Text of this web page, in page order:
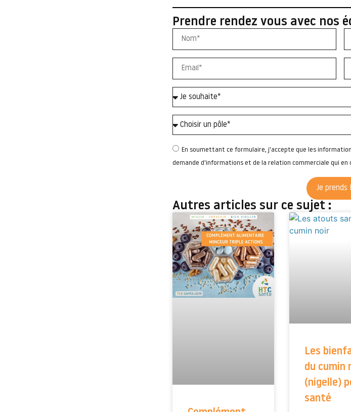
Prendre rendez vous avec nos
En soumettant ce formulaire, j'accepte que les
demande d'informations et de la relation commerciale qui en
Je prends
Autres articles sur ce sujet :
Les
du cumin
(nigelle)
santé